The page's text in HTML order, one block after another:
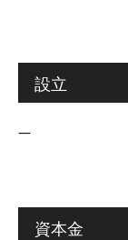
設立
―
資本金